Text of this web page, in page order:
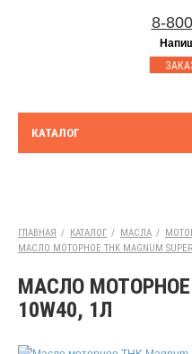
8-
ОПЛАТА
ЮРИДИЧЕСКИМ ЛИЦАМ
КОНТАКТЫ
АКЦИИ
КАТАЛОГ
ГЛАВНАЯ / КАТАЛОГ / МАСЛА /
МАСЛО МОТОРНОЕ THK MAGNUM
МАСЛО МОТОРНОЕ
10W40, 1Л